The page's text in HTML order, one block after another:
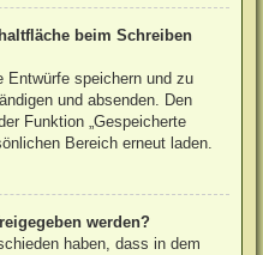
beim Schreiben
Entwürfe speichern und zu
und absenden. Den
Funktion „Gespeicherte
Bereich erneut laden.
werden?
haben, dass in dem